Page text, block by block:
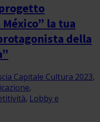
la tua
della
Capitale Cultura 2023,
,
, Lobby e